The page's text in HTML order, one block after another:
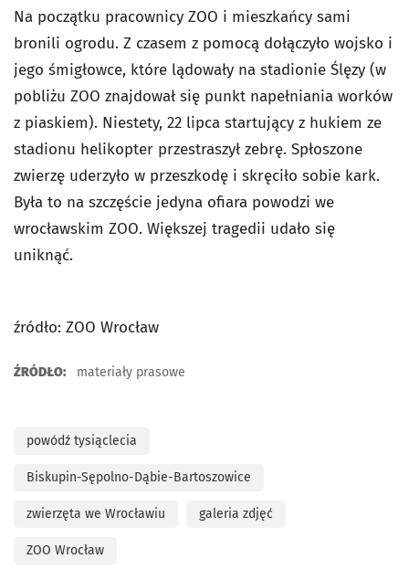
Na początku pracownicy ZOO i mieszkańcy sami
bronili ogrodu. Z czasem z pomocą dołączyło wojsko i
jego śmigłowce, które lądowały na stadionie Ślęzy (w
pobliżu ZOO znajdował się punkt napełniania worków
z piaskiem). Niestety, 22 lipca startujący z hukiem ze
stadionu helikopter przestraszył zebrę. Spłoszone
zwierzę uderzyło w przeszkodę i skręciło sobie kark.
Była to na szczęście jedyna ofiara powodzi we
wrocławskim ZOO. Większej tragedii udało się
uniknąć.
źródło: ZOO Wrocław
ŹRÓDŁO: materiały prasowe
powódź tysiąclecia
Biskupin-Sępolno-Dąbie-Bartoszowice
zwierzęta we Wrocławiu galeria zdjęć
ZOO Wrocław